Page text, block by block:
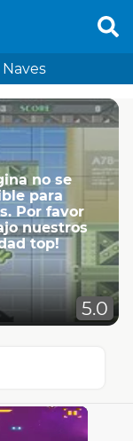
Naves
no se
para
Por favor
nuestros
top!
5.0